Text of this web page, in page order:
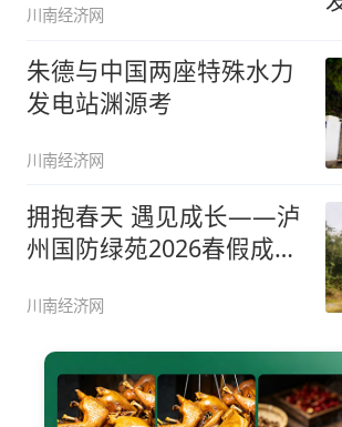
川南经济网
朱德与中国两座特殊水力
发电站渊源考
川南经济网
拥抱春天 遇见成长——泸
州国防绿苑2026春假成长
川南经济网